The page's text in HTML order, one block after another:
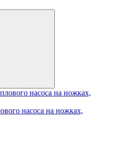
насоса на ножках,